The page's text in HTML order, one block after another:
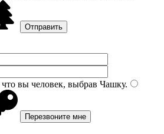
вы человек, выбрав Чашку.